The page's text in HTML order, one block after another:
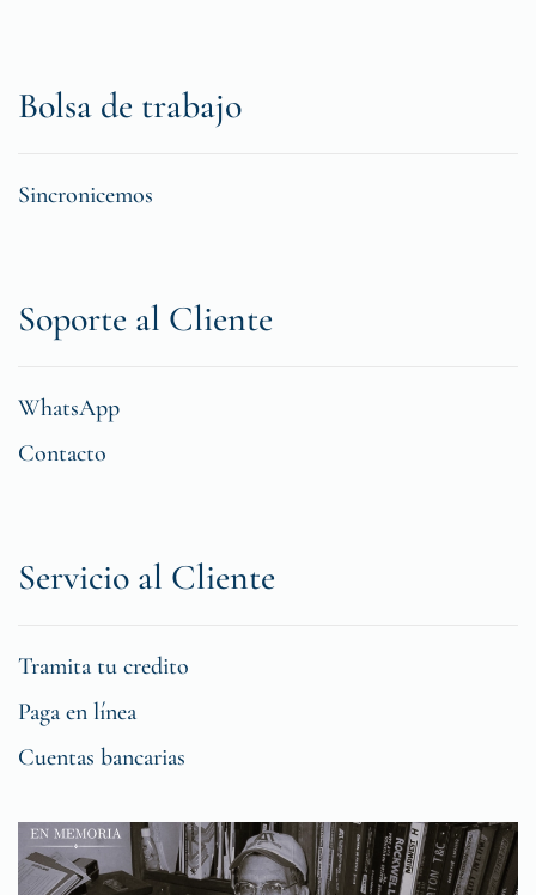
Bolsa de trabajo
Sincronicemos
Soporte al Cliente
WhatsApp
Contacto
Servicio al Cliente
Tramita tu credito
Paga en línea
Cuentas bancarias